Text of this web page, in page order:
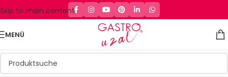
Skip to main content
MENÜ